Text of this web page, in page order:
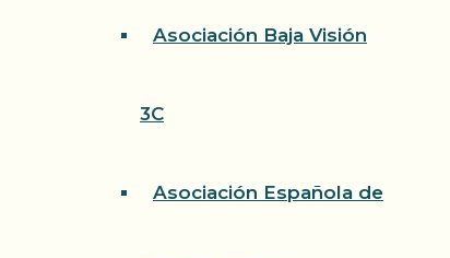
Asociación Baja Visión
3C
Asociación Española de